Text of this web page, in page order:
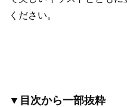
ください。
▼目次から一部抜粋